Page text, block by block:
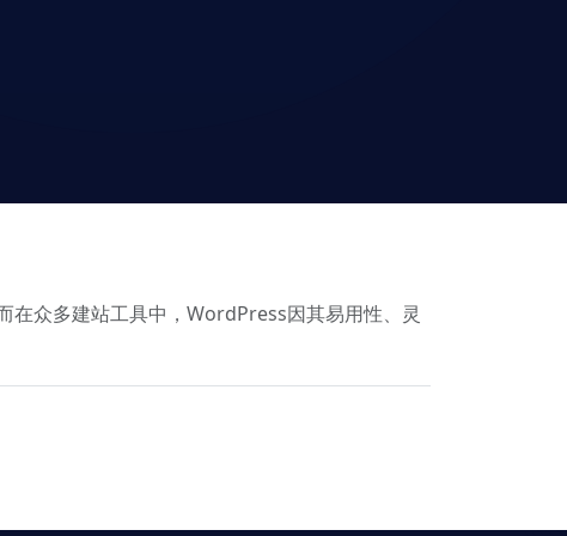
在众多建站工具中，WordPress因其易用性、灵